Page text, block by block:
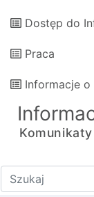
Dostęp do
Praca
Informacje o
Wpisz tekst do